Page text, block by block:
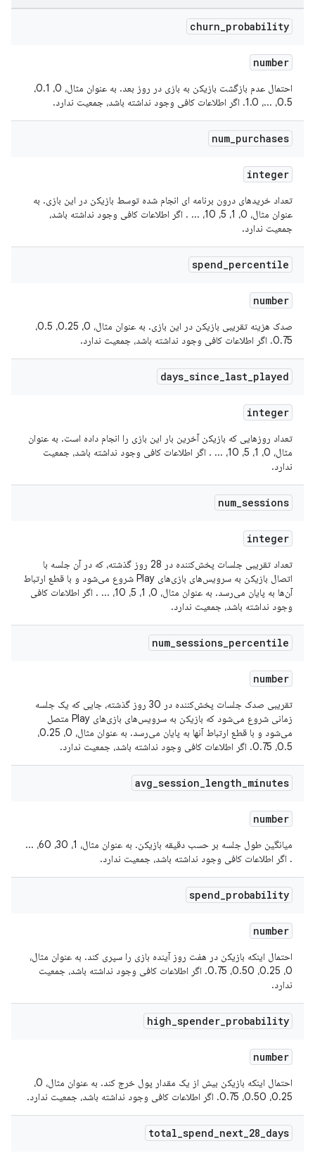
churn_probability
number
احتمال عدم بازگشت بازیکن به بازی در روز بعد. به عنوان مثال، 0، 0.1،
0.5، ...، 1.0. اگر اطلاعات کافی وجود نداشته باشد، جمعیت ندارد.
num_purchases
integer
تعداد خریدهای درون برنامه ای انجام شده توسط بازیکن در این بازی. به
عنوان مثال، 0، 1، 5، 10، ... . اگر اطلاعات کافی وجود نداشته باشد،
جمعیت ندارد.
spend_percentile
number
صدک هزینه تقریبی بازیکن در این بازی. به عنوان مثال، 0، 0.25، 0.5،
0.75. اگر اطلاعات کافی وجود نداشته باشد، جمعیت ندارد.
days_since_last_played
integer
تعداد روزهایی که بازیکن آخرین بار این بازی را انجام داده است. به عنوان
مثال، 0، 1، 5، 10، ... . اگر اطلاعات کافی وجود نداشته باشد، جمعیت
ندارد.
num_sessions
integer
تعداد تقریبی جلسات پخش‌کننده در 28 روز گذشته، که در آن جلسه با
اتصال بازیکن به سرویس‌های بازی‌های Play شروع می‌شود و با قطع ارتباط
آن‌ها به پایان می‌رسد. به عنوان مثال، 0، 1، 5، 10، ... . اگر اطلاعات کافی
وجود نداشته باشد، جمعیت ندارد.
num_sessions_percentile
number
تقریبی صدک جلسات پخش‌کننده در 30 روز گذشته، جایی که یک جلسه
زمانی شروع می‌شود که بازیکن به سرویس‌های بازی‌های Play متصل
می‌شود و با قطع ارتباط آنها به پایان می‌رسد. به عنوان مثال، 0، 0.25،
0.5، 0.75. اگر اطلاعات کافی وجود نداشته باشد، جمعیت ندارد.
avg_session_length_minutes
number
میانگین طول جلسه بر حسب دقیقه بازیکن. به عنوان مثال، 1، 30، 60، ...
. اگر اطلاعات کافی وجود نداشته باشد، جمعیت ندارد.
spend_probability
number
احتمال اینکه بازیکن در هفت روز آینده بازی را سپری کند. به عنوان مثال،
0، 0.25، 0.50، 0.75. اگر اطلاعات کافی وجود نداشته باشد، جمعیت
ندارد.
high_spender_probability
number
احتمال اینکه بازیکن بیش از یک مقدار پول خرج کند. به عنوان مثال، 0،
0.25، 0.50، 0.75. اگر اطلاعات کافی وجود نداشته باشد، جمعیت ندارد.
total_spend_next_28_days